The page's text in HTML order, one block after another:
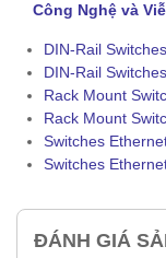
Công Nghệ và
DIN-Rail
DIN-Rail Switches
Rack Mount
Rack Mount
Switches
Switches
ĐÁNH GIÁ